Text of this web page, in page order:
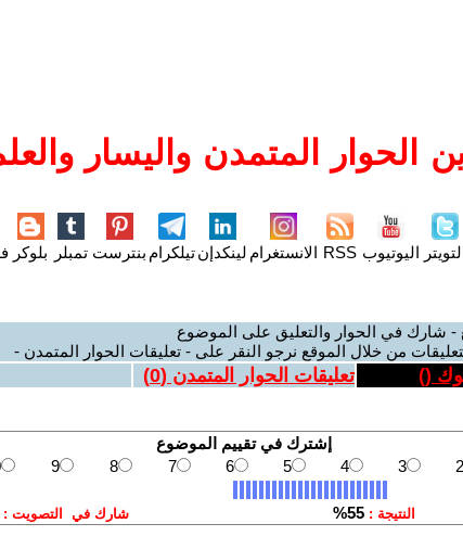
الحوار المتمدن واليسار
اليوتيوب RSS الانستغرام لينكدإنتيلكرام بنترست تمبلر بلوكر
- شارك في الحوار والتعليق على الموضوع
من خلال الموقع نرجو النقر على - تعليقات الحوار المتمدن -
(
) تعليقات الحوار المتمدن (0
)